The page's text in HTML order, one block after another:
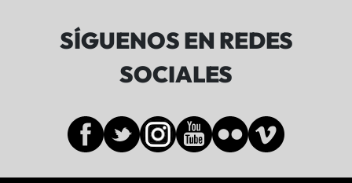
SÍGUENOS EN REDES
SOCIALES